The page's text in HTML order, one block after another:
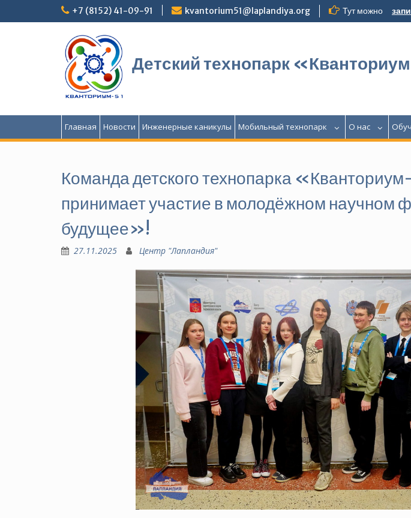
+7 (8152) 41-09-91 kvantorium51@laplandiya.org Тут можно
Детский технопарк
Главная Новости Инженерные каникулы Мобильный технопарк О нас
Команда детского технопарка
принимает участие в молодёжном научном
будущее»!
27.11.2025 Центр "Лапландия"